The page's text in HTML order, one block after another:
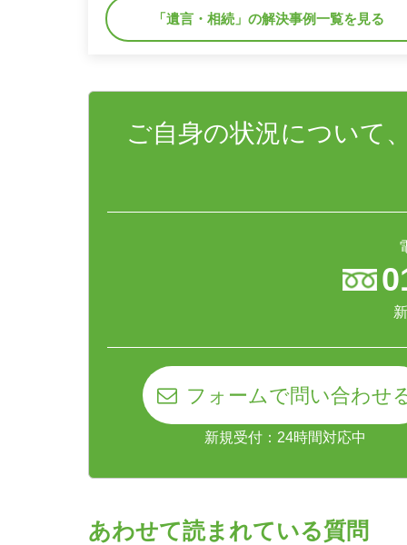
「遺言・相続」の解決事例一覧を見る
ご自身の状況について
フォームで問い合わせ
新規受付：24時間対応中
あわせて読まれている質問